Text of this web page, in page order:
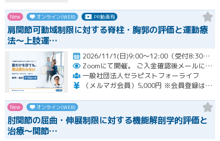
New オンライン(WEB) PR動画有
肩関節可動域制限に対する脊柱・胸郭の評価と運動療
法〜上肢運…
2026/11/1(日)9:00～12:00（受付8:30～）開催
Zoomにて開催。
ご入金確認後メールにてURLをお知らせいたします。
一般社団法人セラピストフォーライフ
（メルマガ会員）5,000円 ※会員登録はホームページより無料で行って頂けます。 会員限定特典あり！
New オンライン(WEB)
肘関節の屈曲・伸展制限に対する機能解剖学的評価と
治療～関節…